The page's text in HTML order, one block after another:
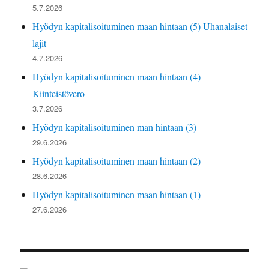
5.7.2026
Hyödyn kapitalisoituminen maan hintaan (5) Uhanalaiset
lajit
4.7.2026
Hyödyn kapitalisoituminen maan hintaan (4)
Kiinteistövero
3.7.2026
Hyödyn kapitalisoituminen man hintaan (3)
29.6.2026
Hyödyn kapitalisoituminen maan hintaan (2)
28.6.2026
Hyödyn kapitalisoituminen maan hintaan (1)
27.6.2026